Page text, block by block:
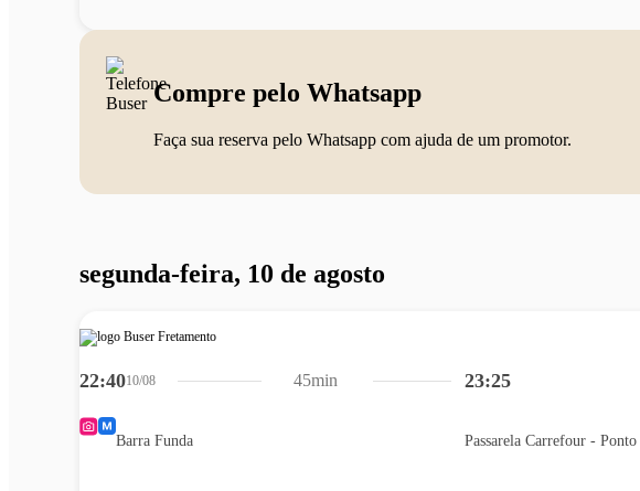
Compre pelo Whatsapp
Faça sua reserva pelo Whatsapp com ajuda de um promotor.
segunda-feira, 10 de agosto
22:4010/08
Barra Funda
23:25
Passarela Carrefour -
45min